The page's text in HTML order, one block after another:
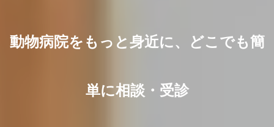
動物病院をもっと身近に、どこでも簡
単に相談・受診